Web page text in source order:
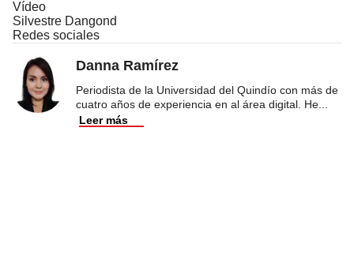
Vídeo
Silvestre Dangond
Redes sociales
Danna Ramírez
Periodista de la Universidad del Quindío con más de
cuatro años de experiencia en al área digital. He
Leer más